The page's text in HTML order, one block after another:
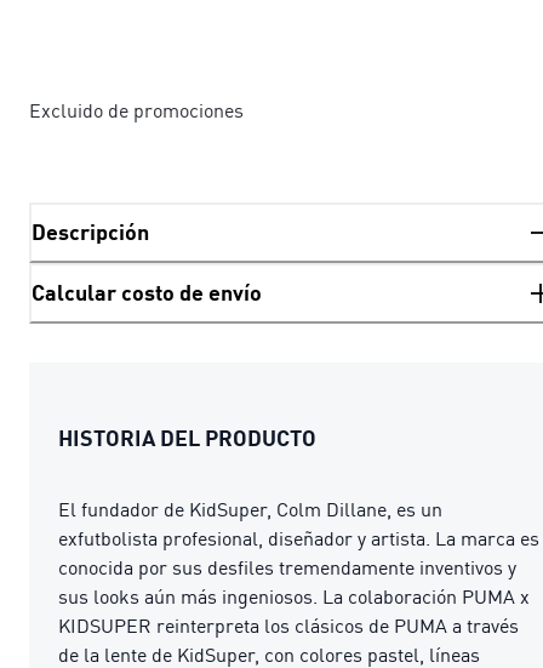
Excluido de promociones
Descripción
Calcular costo de envío
HISTORIA DEL PRODUCTO
El fundador de KidSuper, Colm Dillane, es un
exfutbolista profesional, diseñador y artista. La marca es
conocida por sus desfiles tremendamente inventivos y
sus looks aún más ingeniosos. La colaboración PUMA x
KIDSUPER reinterpreta los clásicos de PUMA a través
de la lente de KidSuper, con colores pastel, líneas